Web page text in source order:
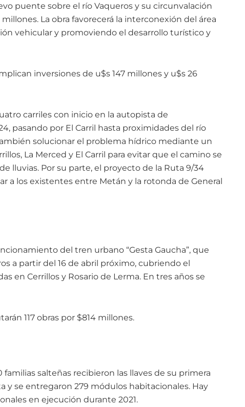
puente sobre el río Vaqueros y su circunvalación
La obra favorecerá la interconexión del área
vehicular y promoviendo el desarrollo turístico y
inversiones de u$s 147 millones y u$s 26
carriles con inicio en la autopista de
pasando por El Carril hasta proximidades del río
solucionar el problema hídrico mediante un
La Merced y El Carril para evitar que el camino se
lluvias. Por su parte, el proyecto de la Ruta 9/34
a los existentes entre Metán y la rotonda de General
del tren urbano “Gesta Gaucha”, que
a partir del 16 de abril próximo, cubriendo el
en Cerrillos y Rosario de Lerma. En tres años se
117 obras por $814 millones.
salteñas recibieron las llaves de su primera
y se entregaron 279 módulos habitacionales. Hay
en ejecución durante 2021.